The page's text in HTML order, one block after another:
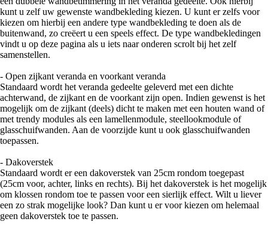
kunt u zelf uw gewenste wandbekleding kiezen. U kunt er zelfs voor
kiezen om hierbij een andere type wandbekleding te doen als de
buitenwand, zo creëert u een speels effect. De type wandbekledingen
vindt u op deze pagina als u iets naar onderen scrolt bij het zelf
samenstellen.
- Open zijkant veranda en voorkant veranda
Standaard wordt het veranda gedeelte geleverd met een dichte
achterwand, de zijkant en de voorkant zijn open. Indien gewenst is het
mogelijk om de zijkant (deels) dicht te maken met een houten wand of
met trendy modules als een lamellenmodule, steellookmodule of
glasschuifwanden. Aan de voorzijde kunt u ook glasschuifwanden
toepassen.
- Dakoverstek
Standaard wordt er een dakoverstek van 25cm rondom toegepast
(25cm voor, achter, links en rechts). Bij het dakoverstek is het mogelijk
om klossen rondom toe te passen voor een sierlijk effect. Wilt u liever
een zo strak mogelijke look? Dan kunt u er voor kiezen om helemaal
geen dakoverstek toe te passen.